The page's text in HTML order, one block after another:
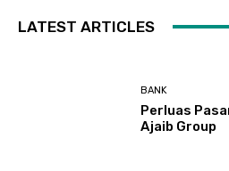
LATEST ARTICLES
BANK
Perluas
Ajaib Group